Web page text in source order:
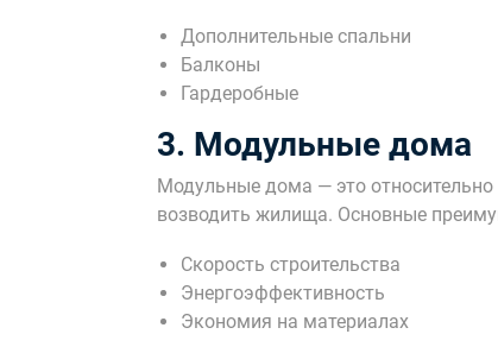
Дополнительные спальни
Балконы
Гардеробные
3. Модульные дома
Модульные дома — это относительно
возводить жилища. Основные
Скорость строительства
Энергоэффективность
Экономия на материалах